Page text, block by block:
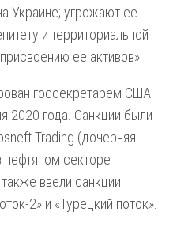
Украине; угрожают ее
и территориальной
ее активов».
госсекретарем США
2020 года. Санкции были
Trading (дочерняя
нефтяном секторе
ввели санкции
2» и «Турецкий поток».